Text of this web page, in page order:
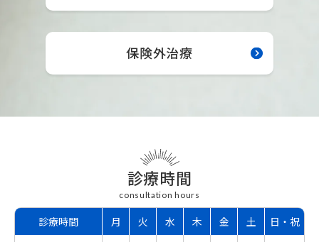
保険外治療
診療時間
consultation hours
診療時間 月 火 水 木 金 土
日・祝